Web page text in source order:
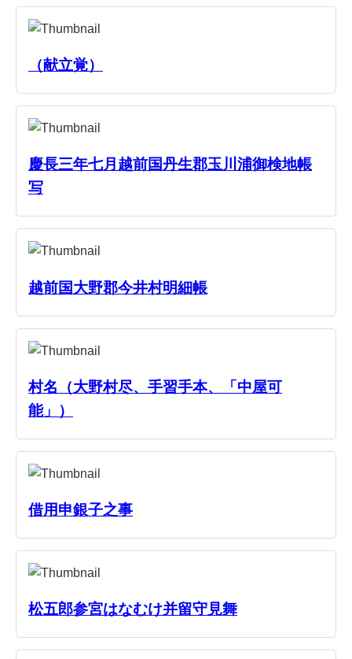
（献立覚）
慶長三年七月越前国丹生郡玉川浦御検地帳
写
越前国大野郡今井村明細帳
村名（大野村尽、手習手本、「中屋可
能」）
借用申銀子之事
松五郎参宮はなむけ并留守見舞